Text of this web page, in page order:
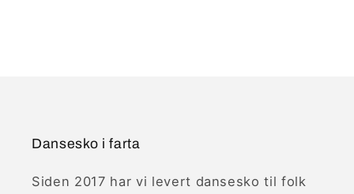
Dansesko i farta
Siden 2017 har vi levert dansesko til folk